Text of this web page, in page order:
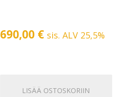
690,00 € sis. ALV 25,5%
LISÄÄ OSTOSKORIIN